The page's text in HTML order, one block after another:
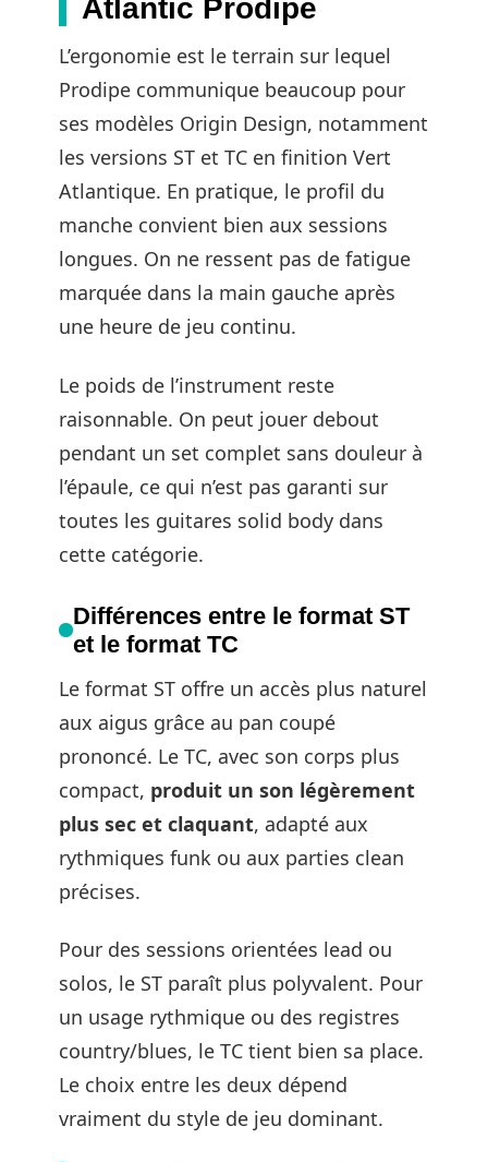
Atlantic Prodipe
L’ergonomie est le terrain sur lequel
Prodipe communique beaucoup pour
ses modèles Origin Design, notamment
les versions ST et TC en finition Vert
Atlantique. En pratique, le profil du
manche convient bien aux sessions
longues. On ne ressent pas de fatigue
marquée dans la main gauche après
une heure de jeu continu.
Le poids de l’instrument reste
raisonnable. On peut jouer debout
pendant un set complet sans douleur à
l’épaule, ce qui n’est pas garanti sur
toutes les guitares solid body dans
cette catégorie.
Différences entre le format ST
et le format TC
Le format ST offre un accès plus naturel
aux aigus grâce au pan coupé
prononcé. Le TC, avec son corps plus
compact, produit un son légèrement
plus sec et claquant, adapté aux
rythmiques funk ou aux parties clean
précises.
Pour des sessions orientées lead ou
solos, le ST paraît plus polyvalent. Pour
un usage rythmique ou des registres
country/blues, le TC tient bien sa place.
Le choix entre les deux dépend
vraiment du style de jeu dominant.